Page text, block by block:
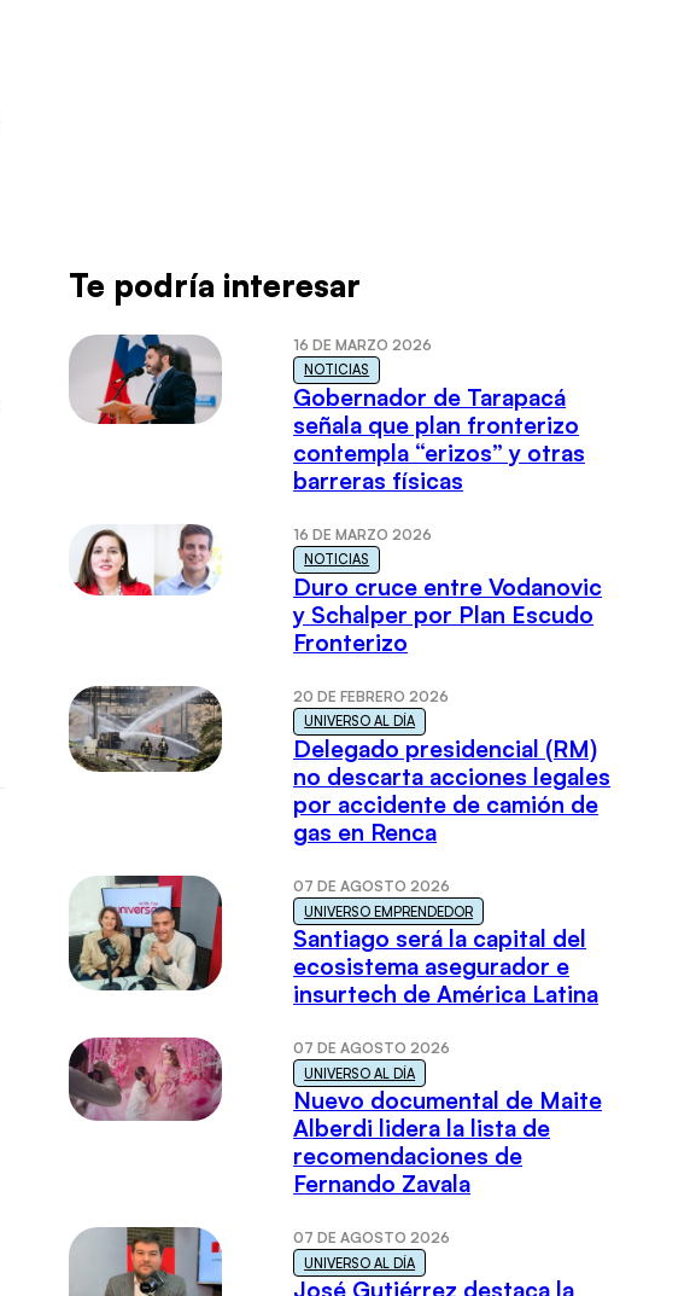
Te podría interesar
16 DE MARZO 2026
NOTICIAS
Gobernador de Tarapacá
señala que plan fronterizo
contempla “erizos” y otras
barreras físicas
16 DE MARZO 2026
NOTICIAS
Duro cruce entre Vodanovic
y Schalper por Plan Escudo
Fronterizo
20 DE FEBRERO 2026
UNIVERSO AL DÍA
Delegado presidencial (RM)
no descarta acciones legales
por accidente de camión de
gas en Renca
07 DE AGOSTO 2026
UNIVERSO EMPRENDEDOR
Santiago será la capital del
ecosistema asegurador e
insurtech de América Latina
07 DE AGOSTO 2026
UNIVERSO AL DÍA
Nuevo documental de Maite
Alberdi lidera la lista de
recomendaciones de
Fernando Zavala
07 DE AGOSTO 2026
UNIVERSO AL DÍA